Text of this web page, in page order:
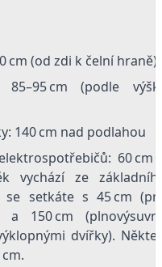
cm (od zdi k čelní hraně)
cm (podle
140 cm nad podlahou
60 cm
vychází ze
se setkáte s 45 cm
150 cm
dvířky).